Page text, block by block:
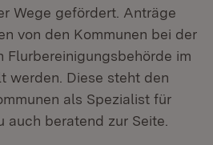
Wege gefördert. Anträge
von den Kommunen bei der
Flurbereinigungsbehörde im
werden. Diese steht den
als Spezialist für
auch beratend zur Seite.